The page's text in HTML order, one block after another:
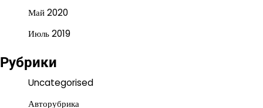
Май 2020
Июль 2019
Рубрики
Uncategorised
Авторубрика